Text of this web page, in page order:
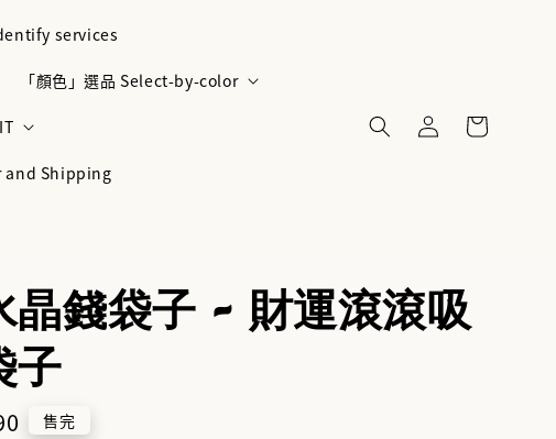
services
「顏色」選品 Select-by-color
and Shipping
晶錢袋子 - 財運滾滾吸
子
售完